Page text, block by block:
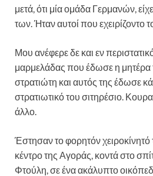
μετά, ότι μία ομάδα Γερμανών,
των. Ήταν αυτοί που εχειρίζοντο
Μου ανέφερε δε και εν
μαρμελάδας που έδωσε η μητέρα
στρατιώτη και αυτός της έδωσε
στρατιωτικό του σιτηρέσιο.
άλλο.
Έστησαν το φορητόν
κέντρο της Αγοράς, κοντά στο
Φτούλη, σε ένα ακάλυπτο